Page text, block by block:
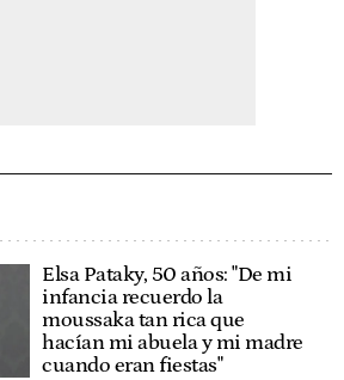
Elsa Pataky, 50 años: "De mi
infancia recuerdo la
moussaka tan rica que
hacían mi abuela y mi madre
cuando eran fiestas"